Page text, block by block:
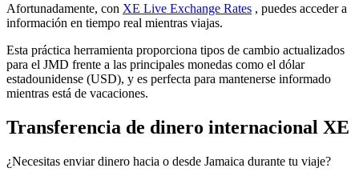
Afortunadamente, con XE Live Exchange Rates , puedes acceder a
información en tiempo real mientras viajas.
Esta práctica herramienta proporciona tipos de cambio actualizados
para el JMD frente a las principales monedas como el dólar
estadounidense (USD), y es perfecta para mantenerse informado
mientras está de vacaciones.
Transferencia de dinero internacional XE
¿Necesitas enviar dinero hacia o desde Jamaica durante tu viaje?